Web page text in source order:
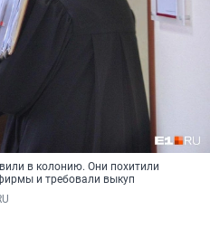
в колонию. Они похитили
и требовали выкуп